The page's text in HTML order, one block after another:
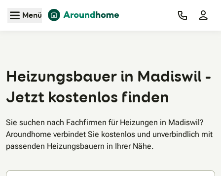
Zum Hauptinhalt
Menü
Heizungsbauer in Madiswil -
Jetzt kostenlos finden
Sie suchen nach Fachfirmen für Heizungen in Madiswil?
Aroundhome verbindet Sie kostenlos und unverbindlich mit
passenden Heizungsbauern in Ihrer Nähe.